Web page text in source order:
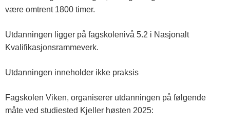
være omtrent 1800 timer.
Utdanningen ligger på fagskolenivå 5.2 i Nasjonalt
Kvalifikasjonsrammeverk.
Utdanningen inneholder ikke praksis
Fagskolen Viken, organiserer utdanningen på følgende
måte ved studiested Kjeller høsten 2025: